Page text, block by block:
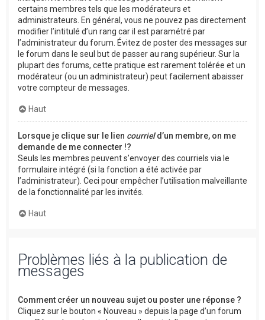
certains membres tels que les modérateurs et
administrateurs. En général, vous ne pouvez pas directement
modifier l’intitulé d’un rang car il est paramétré par
l’administrateur du forum. Évitez de poster des messages sur
le forum dans le seul but de passer au rang supérieur. Sur la
plupart des forums, cette pratique est rarement tolérée et un
modérateur (ou un administrateur) peut facilement abaisser
votre compteur de messages.
Haut
Lorsque je clique sur le lien courrield’un membre, on me
demande de me connecter !?
Seuls les membres peuvent s’envoyer des courriels via le
formulaire intégré (si la fonction a été activée par
l’administrateur). Ceci pour empêcher l’utilisation malveillante
de la fonctionnalité par les invités.
Haut
Problèmes liés à la publication de
messages
Comment créer un nouveau sujet ou poster une réponse ?
Cliquez sur le bouton « Nouveau » depuis la page d’un forum